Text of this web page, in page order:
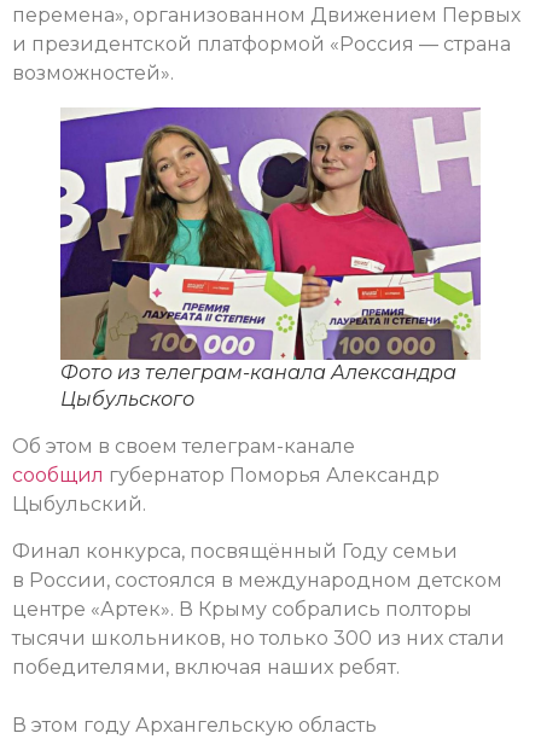
перемена», организованном Движением Первых
и президентской платформой «Россия — страна
возможностей».
Фото из телеграм-канала Александра
Цыбульского
Об этом в своем телеграм-канале
сообщил губернатор Поморья Александр
Цыбульский.
Финал конкурса, посвящённый Году семьи
в России, состоялся в международном детском
центре «Артек». В Крыму собрались полторы
тысячи школьников, но только 300 из них стали
победителями, включая наших ребят.
В этом году Архангельскую область